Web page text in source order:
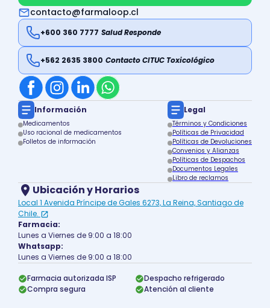
contacto@farmaloop.cl
+600 360 7777 Salud Responde
+562 2635 3800 Contacto CITUC Toxicológico
Información
Medicamentos
Uso racional de medicamentos
Folletos de información
Legal
Términos y Condiciones
Políticas de Privacidad
Políticas de Devoluciones
Convenios y Alianzas
Políticas de Despachos
Documentos Legales
Libro de reclamos
Ubicación y Horarios
Local 1 Avenida Príncipe de Gales 6273, La Reina, Santiago de
Chile.
Farmacia:
Lunes a Viernes de 9:00 a 18:00
Whatsapp:
Lunes a Viernes de 9:00 a 18:00
Farmacia autorizada ISP
Despacho refrigerado
Compra segura
Atención al cliente